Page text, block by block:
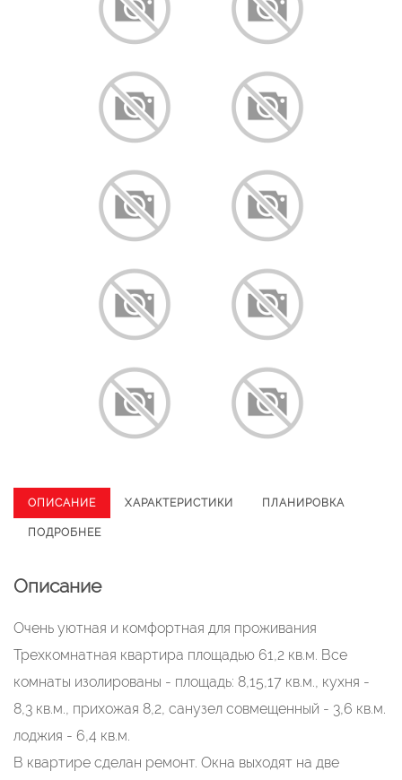
ОПИСАНИЕ ХАРАКТЕРИСТИКИ ПЛАНИРОВКА
ПОДРОБНЕЕ
Описание
Очень уютная и комфортная для проживания
Трехкомнатная квартира площадью 61,2 кв.м. Все
комнаты изолированы - площадь: 8,15,17 кв.м., кухня -
8,3 кв.м., прихожая 8,2, санузел совмещенный - 3,6 кв.м.
лоджия - 6,4 кв.м.
В квартире сделан ремонт. Окна выходят на две